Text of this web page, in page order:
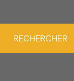
RECHERCHER